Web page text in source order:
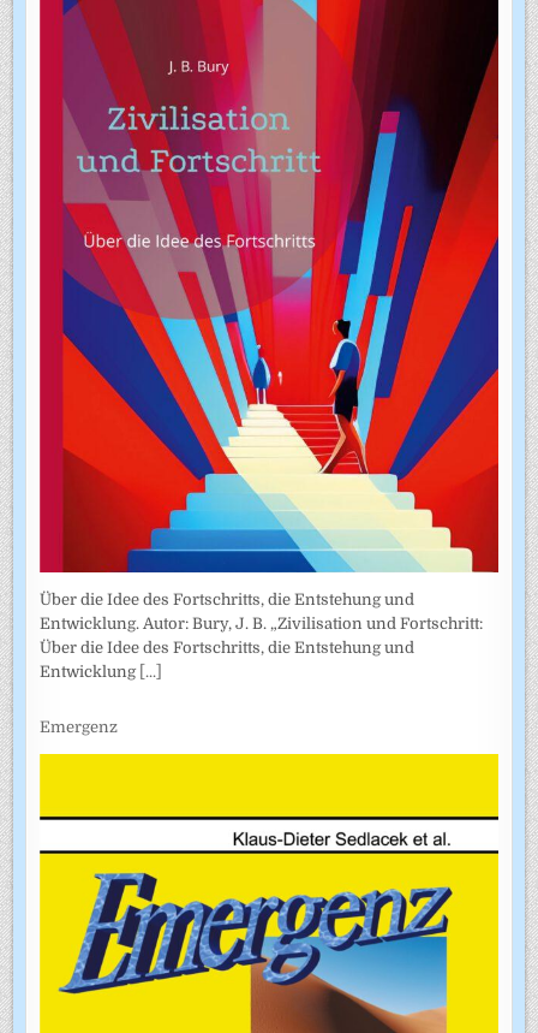
Über die Idee des Fortschritts, die Entstehung und
Entwicklung. Autor: Bury, J. B. „Zivilisation und Fortschritt:
Über die Idee des Fortschritts, die Entstehung und
Entwicklung [...]
Emergenz